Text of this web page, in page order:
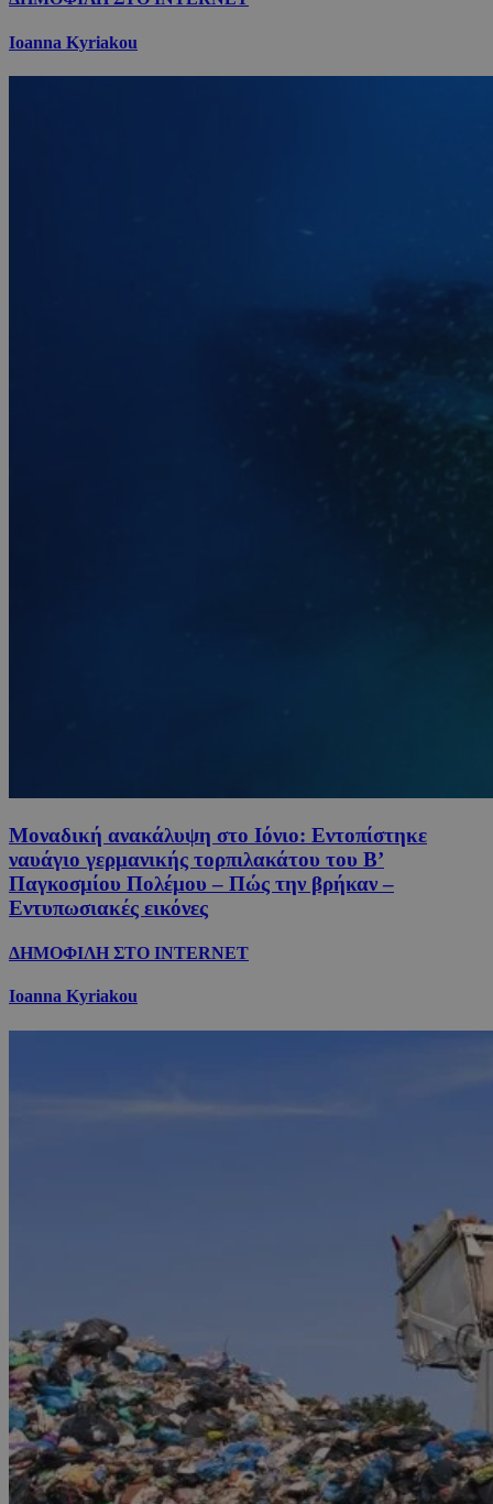
Ioanna Kyriakou
Μοναδική ανακάλυψη στο Ιόνιο: Εντοπίστηκε
ναυάγιο γερμανικής τορπιλακάτου του Β’
Παγκοσμίου Πολέμου – Πώς την βρήκαν –
Εντυπωσιακές εικόνες
ΔΗΜΟΦΙΛΗ ΣΤΟ INTERNET
Ioanna Kyriakou